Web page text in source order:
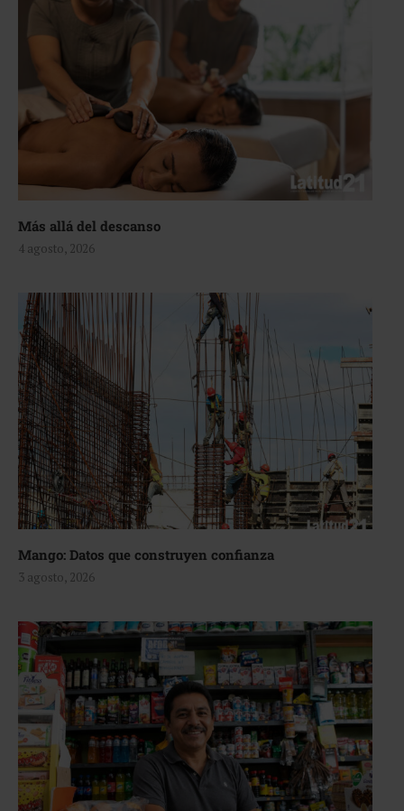
Más allá del descanso
4 agosto, 2026
Mango: Datos que construyen confianza
3 agosto, 2026